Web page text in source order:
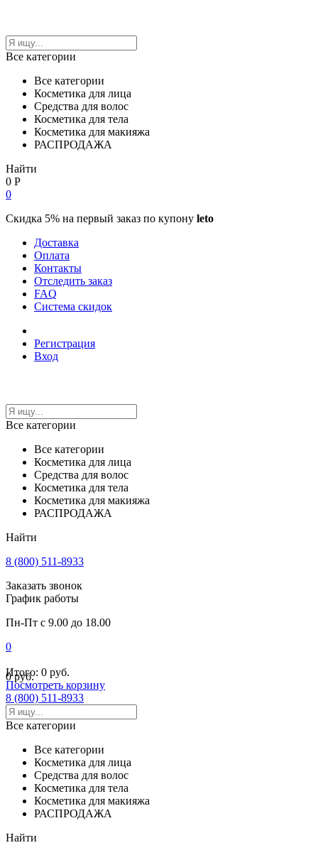
Все категории
Все категории
Косметика для лица
Средства для волос
Косметика для тела
Косметика для макияжа
РАСПРОДАЖА
Найти
0 Р
0
Скидка 5% на первый заказ по купону leto
Доставка
Оплата
Контакты
Отследить заказ
FAQ
Система скидок
Регистрация
Вход
Все категории
Все категории
Косметика для лица
Средства для волос
Косметика для тела
Косметика для макияжа
РАСПРОДАЖА
Найти
8 (800) 511-8933
Заказать звонок
График работы
Пн-Пт с 9.00 до 18.00
0
0 руб.
Итого: 0 руб.
Посмотреть корзину
8 (800) 511-8933
Все категории
Все категории
Косметика для лица
Средства для волос
Косметика для тела
Косметика для макияжа
РАСПРОДАЖА
Найти